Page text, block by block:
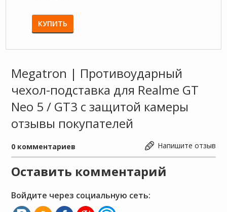
КУПИТЬ
Megatron | Противоударный
чехол-подставка для Realme GT
Neo 5 / GT3 с защитой камеры
отзывы покупателей
Напишите отзыв
0 комментариев
Оставить комментарий
Войдите через социальную сеть: